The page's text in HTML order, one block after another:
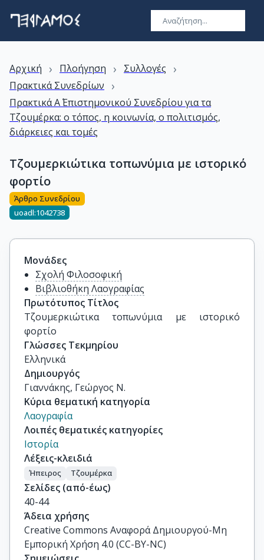
Αρχική › Πλοήγηση › Συλλογές ›
Πρακτικά Συνεδρίων ›
Πρακτικά Α΄ Επιστημονικού Συνεδρίου για τα
Τζουμέρκα: ο τόπος, η κοινωνία, ο πολιτισμός,
διάρκειες και τομές
Τζουμερκιώτικα τοπωνύμια με ιστορικό
φορτίο
Άρθρο Συνεδρίου
uoadl:1042738
Μονάδες
Σχολή Φιλοσοφική
Βιβλιοθήκη Λαογραφίας
Πρωτότυπος Τίτλος
Τζουμερκιώτικα τοπωνύμια με ιστορικό
φορτίο
Γλώσσες Τεκμηρίου
Ελληνικά
Δημιουργός
Γιαννάκης, Γεώργος Ν.
Κύρια θεματική κατηγορία
Λαογραφία
Λοιπές θεματικές κατηγορίες
Ιστορία
Λέξεις-κλειδιά
Ήπειρος Τζουμέρκα
Σελίδες (από-έως)
40-44
Άδεια χρήσης
Creative Commons Αναφορά Δημιουργού-Μη
Εμπορική Χρήση 4.0 (CC-BY-NC)